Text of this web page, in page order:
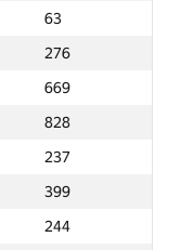
63
276
669
828
237
399
244